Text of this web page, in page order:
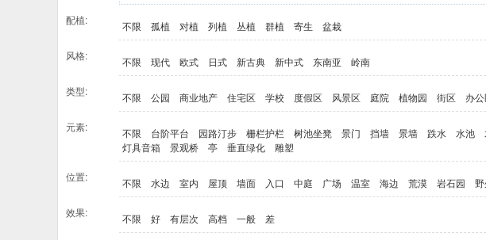
配植:
不限 孤植 对植 列植 丛植 群植 寄生 盆栽
风格: 不限 现代 欧式 日式 新古典 新中式 东南亚 岭南
类型: 不限 公园 商业地产 住宅区 学校 度假区 风景区 庭院 植物园 街区 办
元素: 不限 台阶平台 园路汀步 栅栏护栏 树池坐凳 景门 挡墙 景墙 跌水 水池
灯具音箱
景观桥 亭 垂直绿化 雕塑
位置: 不限 水边 室内 屋顶 墙面 入口 中庭 广场 温室 海边 荒漠 岩石园
效果: 不限 好 有层次 高档 一般 差